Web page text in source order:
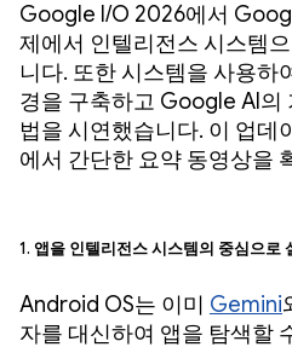
Google I/O 2026에서
제에서 인텔리전스 시스템
니다. 또한 시스템을 사용하
경을 구축하고 Google AI의
법을 시연했습니다. 이 업데
에서 간단한 요약 동영상을
1.앱을 인텔리전스 시스템의 중심으로
Android OS는 이미 Gemini
자를 대신하여 앱을 탐색할